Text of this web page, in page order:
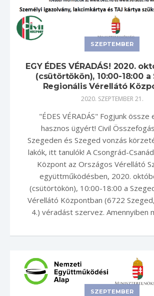
SZEPTEMBER
EGY ÉDES VÉRADÁS! 2020.
(csütörtökön), 10:00-18:00
Regionális Vérellátó
2020. SZEPTEMBER 21.
"ÉDES VÉRADÁS" Fogjunk össze
hasznos ügyért! Civil
Szegeden és Szeged vonzás
lakók, itt tanulók! A Csongrád-
Központ az Országos Vérellátó
együttműködésben, 2020.
(csütörtökön), 10:00-18:00 a
Vérellátó Központban (6722
4.) véradást szervez. Amennyiben
SZEPTEMBER